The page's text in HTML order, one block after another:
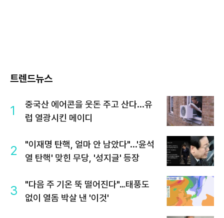
트렌드뉴스
1
중국산 에어콘을 웃돈 주고 산다...유
럽 열광시킨 메이디
2
"이재명 탄핵, 얼마 안 남았다"...'윤석
열 탄핵' 맞힌 무당, '성지글' 등장
3
"다음 주 기온 뚝 떨어진다"…태풍도
없이 열돔 박살 낸 '이것'